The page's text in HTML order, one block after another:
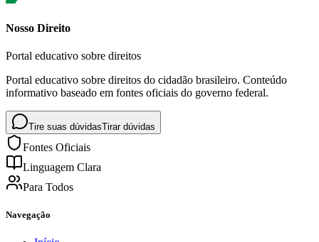
Nosso Direito
Portal educativo sobre direitos
Portal educativo sobre direitos do cidadão brasileiro. Conteúdo
informativo baseado em fontes oficiais do governo federal.
Tire suas dúvidasTirar dúvidas
Fontes Oficiais
Linguagem Clara
Para Todos
Navegação